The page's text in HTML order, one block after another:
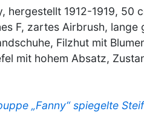
hergestellt 1912-1919, 50
F, zartes Airbrush,
Filzhut mit
mit hohem Absatz,
„Fanny“ spiegelte